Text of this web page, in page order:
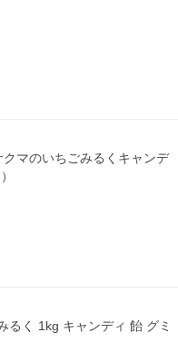
マのいちごみるくキャンデ
るく 1kg キャンディ 飴 グミ